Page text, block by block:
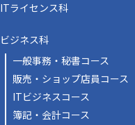
ITライセンス科
ビジネス科
一般事務・秘書コース
販売・ショップ店員コース
ITビジネスコース
簿記・会計コース